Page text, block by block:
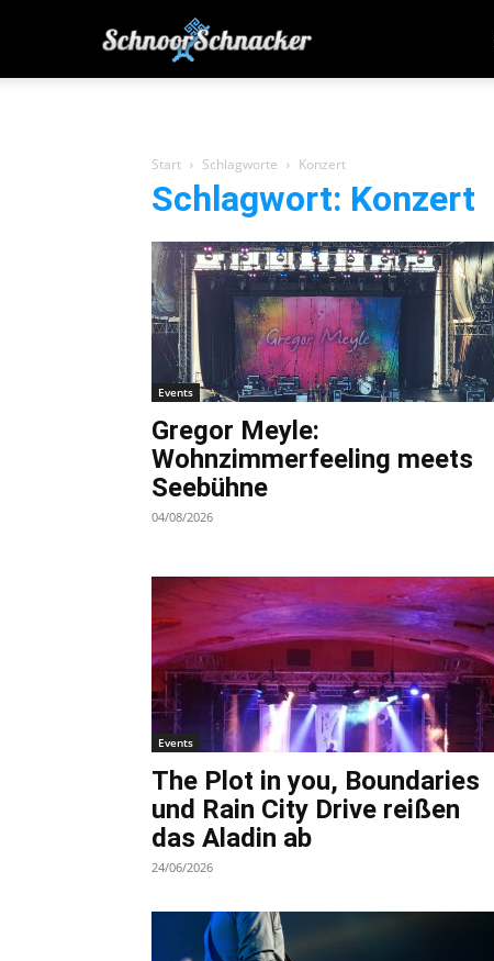
von
Bremern
für
Bremer
Start Schlagworte Konzert
Schlagwort: Konzert
Events
Gregor Meyle:
Wohnzimmerfeeling meets
Seebühne
04/08/2026
Events
The Plot in you, Boundaries
und Rain City Drive reißen
das Aladin ab
24/06/2026